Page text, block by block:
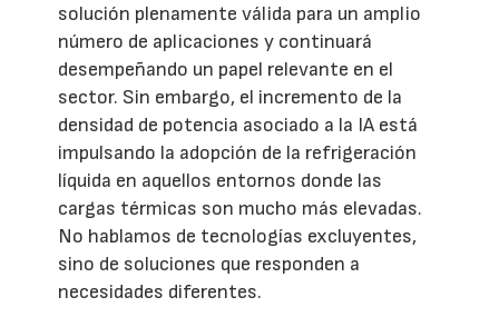
solución plenamente válida para un amplio
número de aplicaciones y continuará
desempeñando un papel relevante en el
sector. Sin embargo, el incremento de la
densidad de potencia asociado a la IA está
impulsando la adopción de la refrigeración
líquida en aquellos entornos donde las
cargas térmicas son mucho más elevadas.
No hablamos de tecnologías excluyentes,
sino de soluciones que responden a
necesidades diferentes.